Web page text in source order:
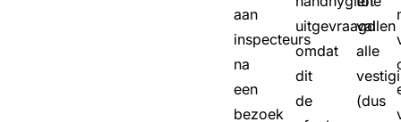
aan
inspecteurs
na
een
bezoek
uitgevraagd
omdat
dit
de
vallen
alle
(dus